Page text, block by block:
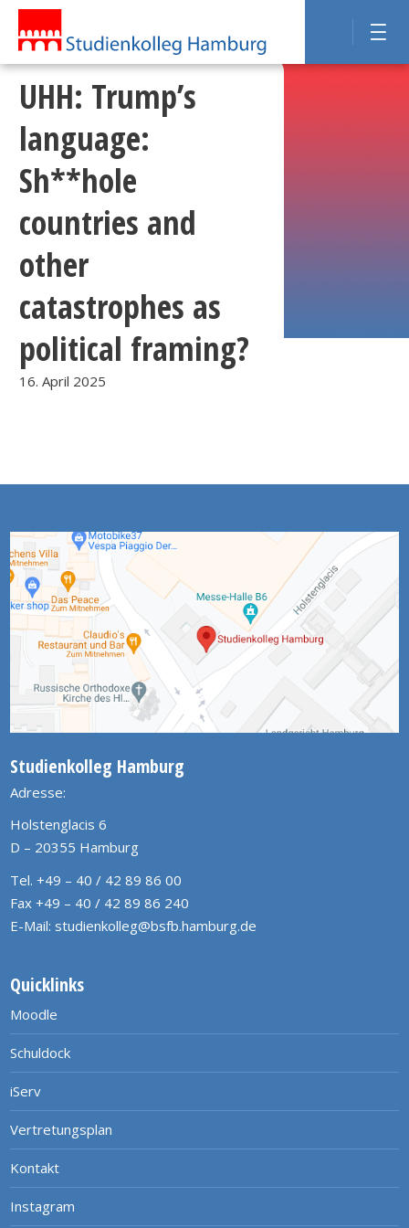
UHH: Trump’s
language:
Sh**hole
countries and
other
catastrophes as
political framing?
16. April 2025
Studienkolleg Hamburg
Adresse:
Holstenglacis 6
D – 20355 Hamburg
Tel. +49 – 40 / 42 89 86 00
Fax +49 – 40 / 42 89 86 240
E-Mail: studienkolleg@bsfb.hamburg.de
Quicklinks
Moodle
Schuldock
iServ
Vertretungsplan
Kontakt
Instagram